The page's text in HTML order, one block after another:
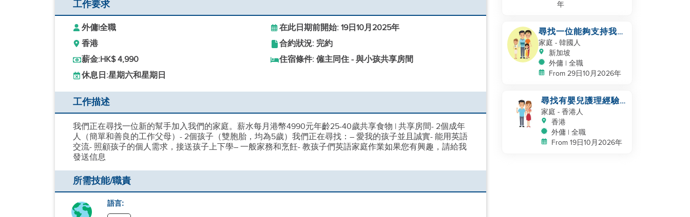
工作要求
外傭|全職
在此日期前開始: 19日10月2025年
香港
合約狀況: 完約
薪金:HK$ 4,990
住宿條件: 僱主同住 - 與小孩共享房間
休息日:星期六和星期日
工作描述
我們正在尋找一位新的幫手加入我們的家庭。薪水每月港幣4990元年齡25-40歲共享食物 | 共享房間- 2個成年
人（簡單和善良的工作父母）- 2個孩子（雙胞胎，均為5歲）我們正在尋找：– 愛我的孩子並且誠實- 能用英語
交流- 照顧孩子的個人需求，接送孩子上下學– 一般家務和烹飪- 教孩子們英語家庭作業如果您有興趣，請給我
發送信息
所需技能/職責
語言:
年
尋找一位能夠支持我家
庭的助手
家庭 - 韓國人
新加坡
外傭 | 全職
From 29日10月2026年
尋找有嬰兒護理經驗
的助手
家庭 - 香港人
香港
外傭 | 全職
From 19日10月2026年